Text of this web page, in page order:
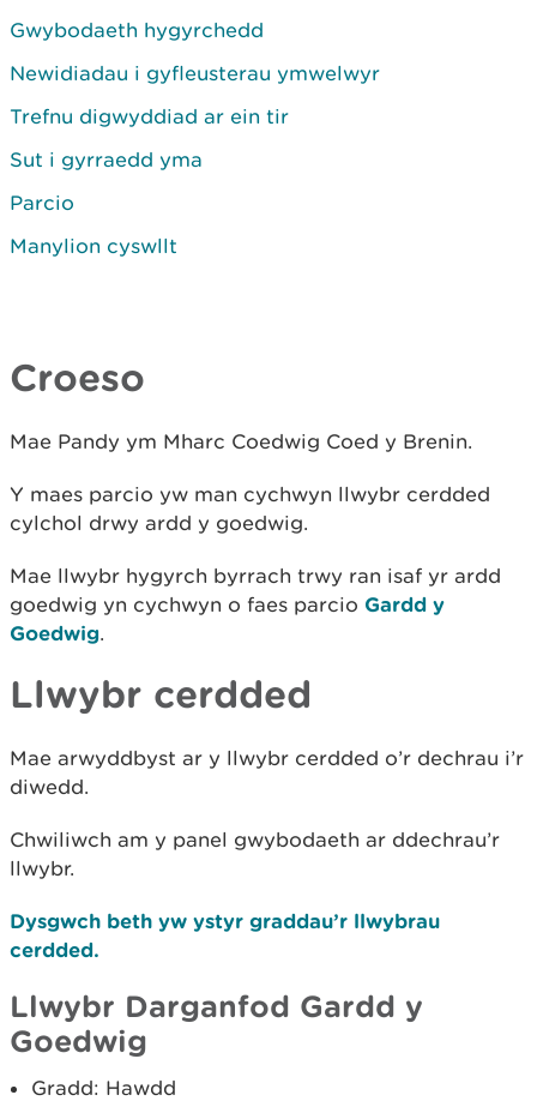
Gwybodaeth hygyrchedd
Newidiadau i gyfleusterau ymwelwyr
Trefnu digwyddiad ar ein tir
Sut i gyrraedd yma
Parcio
Manylion cyswllt
Croeso
Mae Pandy ym Mharc Coedwig Coed y Brenin.
Y maes parcio yw man cychwyn llwybr cerdded
cylchol drwy ardd y goedwig.
Mae llwybr hygyrch byrrach trwy ran isaf yr ardd
goedwig yn cychwyn o faes parcio Gardd y
Goedwig.
Llwybr cerdded
Mae arwyddbyst ar y llwybr cerdded o’r dechrau i’r
diwedd.
Chwiliwch am y panel gwybodaeth ar ddechrau’r
llwybr.
Dysgwch beth yw ystyr graddau’r llwybrau
cerdded.
Llwybr Darganfod Gardd y
Goedwig
Gradd: Hawdd